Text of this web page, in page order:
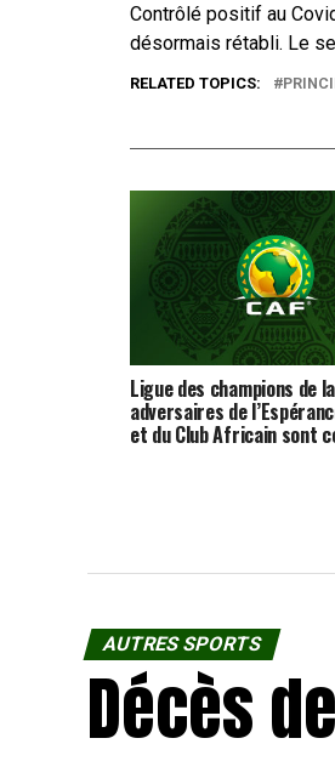
Contrôlé positif au
désormais rétabli. Le
RELATED TOPICS:
Ligue des champions de
adversaires de
et du Club Africain sont
AUTRES SPORTS
Décès